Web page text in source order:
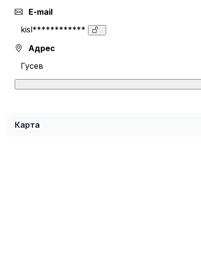
E-mail
kisl************
Адрес
Гусев
Карта